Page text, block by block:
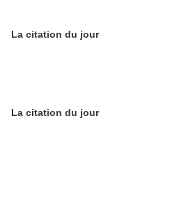
La citation du jour
La citation du jour